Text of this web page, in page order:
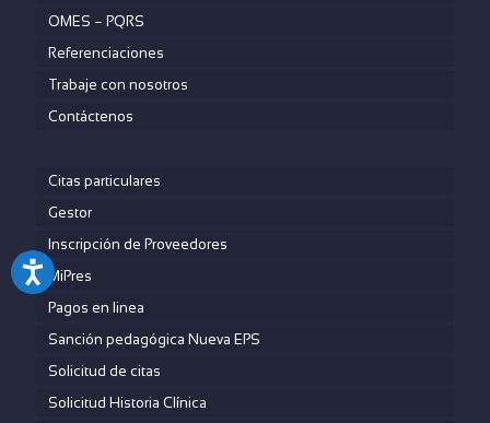
OMES – PQRS
Referenciaciones
Trabaje con nosotros
Contáctenos
Citas particulares
Gestor
Inscripción de Proveedores
MiPres
Pagos en linea
Sanción pedagógica Nueva EPS
Solicitud de citas
Solicitud Historia Clínica